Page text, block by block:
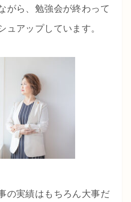
がら、勉強会が終わって
ュアップしています。
の実績はもちろん大事だ